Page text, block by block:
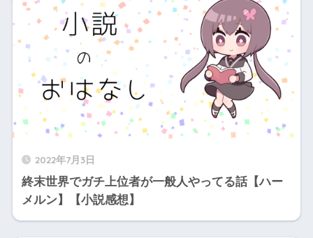
2022年7月3日
終末世界でガチ上位者が一般人やってる話【ハー
メルン】【小説感想】